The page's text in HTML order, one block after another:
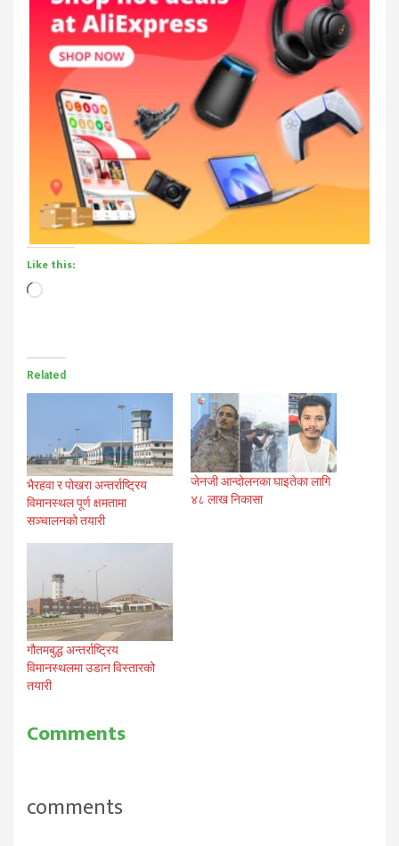
Like this:
Loading…
Related
भैरहवा र पोखरा अन्तर्राष्ट्रिय
विमानस्थल पूर्ण क्षमतामा
सञ्चालनको तयारी
जेनजी आन्दोलनका घाइतेका लागि
४८ लाख निकासा
गौतमबुद्ध अन्तर्राष्ट्रिय
विमानस्थलमा उडान विस्तारको
तयारी
Comments
comments